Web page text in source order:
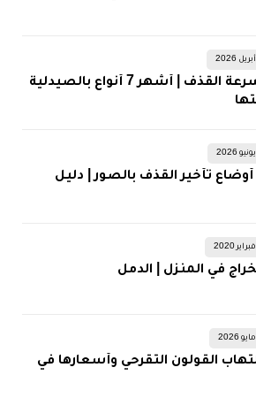
أدوية سرعة القذف | أشهر 7 أنواع بالصيدلية
تأخير القذف بالصور | دليل
في المنزل | الدمل
القولون التقرحي وأسعارها في